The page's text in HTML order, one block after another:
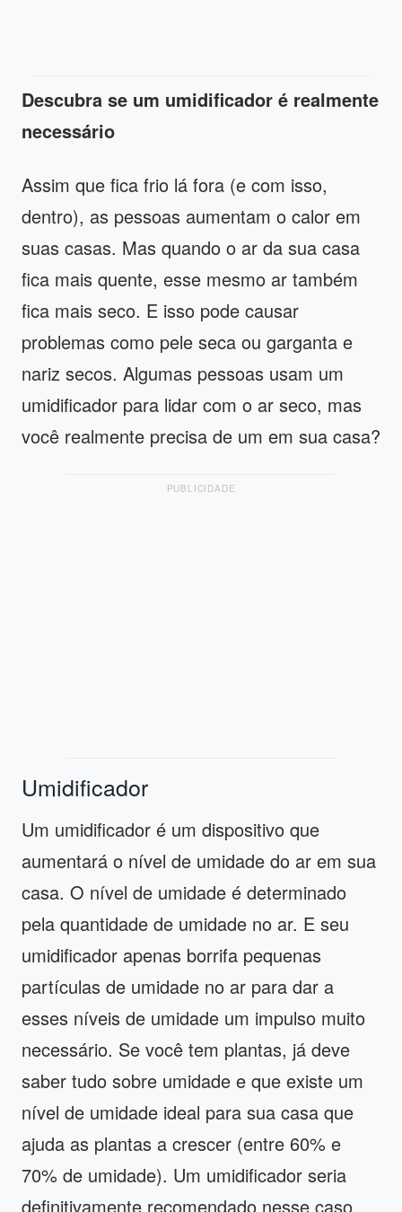
Descubra se um umidificador é realmente
necessário
Assim que fica frio lá fora (e com isso,
dentro), as pessoas aumentam o calor em
suas casas. Mas quando o ar da sua casa
fica mais quente, esse mesmo ar também
fica mais seco. E isso pode causar
problemas como pele seca ou garganta e
nariz secos. Algumas pessoas usam um
umidificador para lidar com o ar seco, mas
você realmente precisa de um em sua casa?
PUBLICIDADE
Umidificador
Um umidificador é um dispositivo que
aumentará o nível de umidade do ar em sua
casa. O nível de umidade é determinado
pela quantidade de umidade no ar. E seu
umidificador apenas borrifa pequenas
partículas de umidade no ar para dar a
esses níveis de umidade um impulso muito
necessário. Se você tem plantas, já deve
saber tudo sobre umidade e que existe um
nível de umidade ideal para sua casa que
ajuda as plantas a crescer (entre 60% e
70% de umidade). Um umidificador seria
definitivamente recomendado nesse caso.